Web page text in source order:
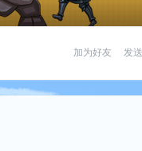
加为好友 发